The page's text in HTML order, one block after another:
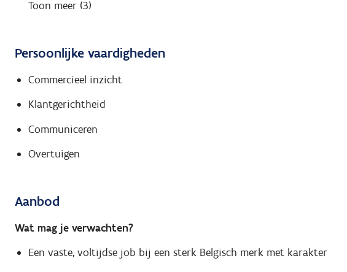
Toon meer (3)
Persoonlijke vaardigheden
Commercieel inzicht
Klantgerichtheid
Communiceren
Overtuigen
Aanbod
Wat mag je verwachten?
Een vaste, voltijdse job bij een sterk Belgisch merk met karakter